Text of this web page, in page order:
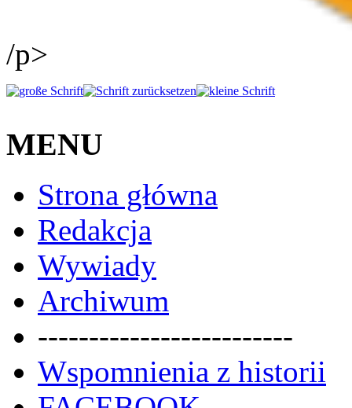
/p>
MENU
Strona główna
Redakcja
Wywiady
Archiwum
-------------------------
Wspomnienia z historii